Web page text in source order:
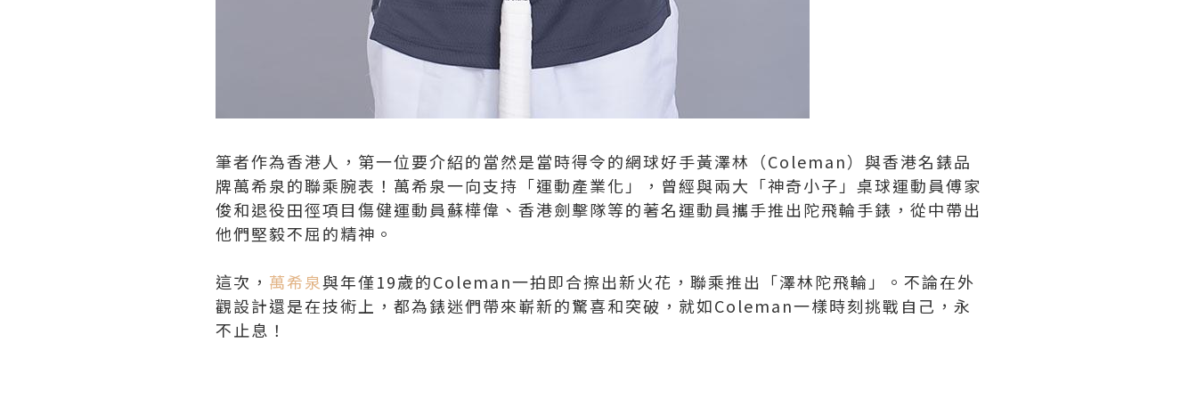
筆者作為香港人，第一位要介紹的當然是當時得令的網球好手黃澤林（Coleman）與香港名錶品
牌萬希泉的聯乘腕表！萬希泉一向支持「運動產業化」，曾經與兩大「神奇小子」桌球運動員傅家
俊和退役田徑項目傷健運動員蘇樺偉、香港劍擊隊等的著名運動員攜手推出陀飛輪手錶，從中帶出
他們堅毅不屈的精神。
這次， 萬希泉與年僅19歲的Coleman一拍即合擦出新火花，聯乘推出「澤林陀飛輪」。不論在外
觀設計還是在技術上，都為錶迷們帶來嶄新的驚喜和突破，就如Coleman一樣時刻挑戰自己，永
不止息！